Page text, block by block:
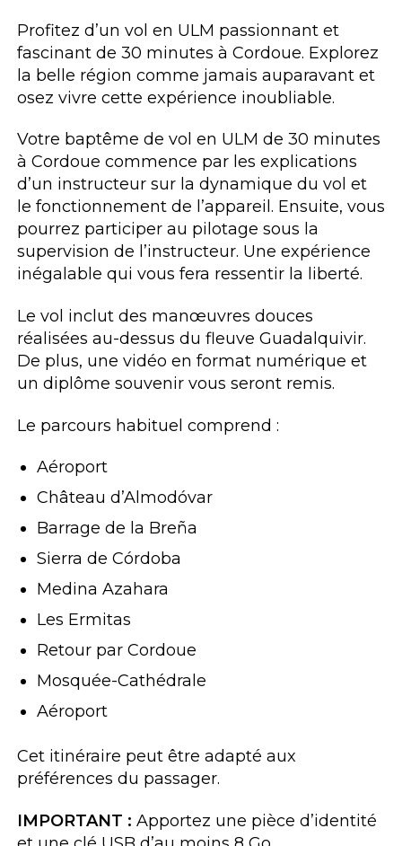
Profitez d’un vol en ULM passionnant et
fascinant de 30 minutes à Cordoue. Explorez
la belle région comme jamais auparavant et
osez vivre cette expérience inoubliable.
Votre baptême de vol en ULM de 30 minutes
à Cordoue commence par les explications
d’un instructeur sur la dynamique du vol et
le fonctionnement de l’appareil. Ensuite, vous
pourrez participer au pilotage sous la
supervision de l’instructeur. Une expérience
inégalable qui vous fera ressentir la liberté.
Le vol inclut des manœuvres douces
réalisées au-dessus du fleuve Guadalquivir.
De plus, une vidéo en format numérique et
un diplôme souvenir vous seront remis.
Le parcours habituel comprend :
Aéroport
Château d’Almodóvar
Barrage de la Breña
Sierra de Córdoba
Medina Azahara
Les Ermitas
Retour par Cordoue
Mosquée-Cathédrale
Aéroport
Cet itinéraire peut être adapté aux
préférences du passager.
IMPORTANT : Apportez une pièce d’identité